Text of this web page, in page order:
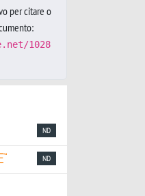
per citare o
1028
ND
ND